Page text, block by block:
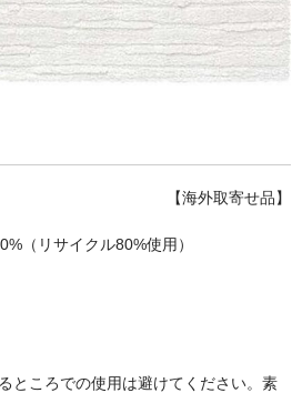
【海外取寄せ品】
（リサイクル80%使用）
ところでの使用は避けてください。素